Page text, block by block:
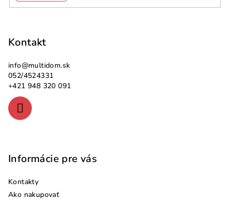
Kontakt
info@multidom.sk
052/4524331
+421 948 320 091
Informácie pre vás
Kontakty
Ako nakupovať